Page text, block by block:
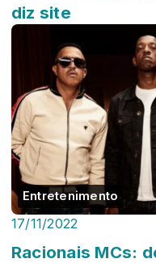
diz site
Entretenimento
17/11/2022
Racionais MCs: